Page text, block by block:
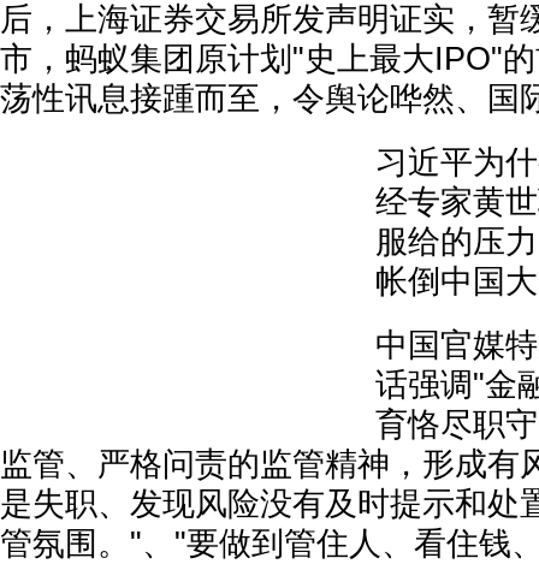
后，上海证券交易所发声明证实，暂
市，蚂蚁集团原计划"史上最大IPO"
荡性讯息接踵而至，令舆论哗然、国
习近平为
经专家黄
服给的压
帐倒中国
中国官媒
话强调"金
育恪尽职
监管、严格问责的监管精神，形成有
是失职、发现风险没有及时提示和处
管氛围。"、"要做到管住人、看住钱